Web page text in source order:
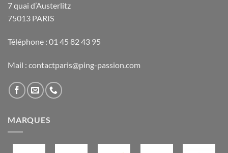
7 quai d’Austerlitz
75013 PARIS
Téléphone : 01 45 82 43 95
Mail : contactparis@ping-passion.com
MARQUES